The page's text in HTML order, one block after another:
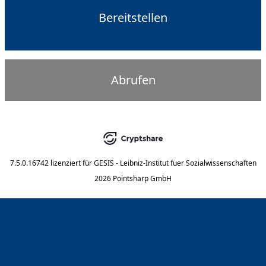
Bereitstellen
Abrufen
7.5.0.16742 lizenziert für GESIS - Leibniz-Institut fuer Sozialwissenschaften
2026 Pointsharp GmbH